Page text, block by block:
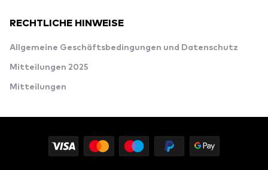
RECHTLICHE HINWEISE
Allgemeine Geschäftsbedingungen und Datenschutz
Mitteilungen 2025
Mitteilungen